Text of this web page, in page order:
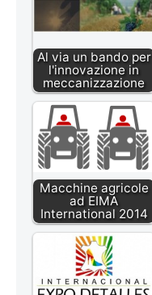
Al via un bando per
l'innovazione in
meccanizzazione
Macchine agricole
ad EIMA
International 2014